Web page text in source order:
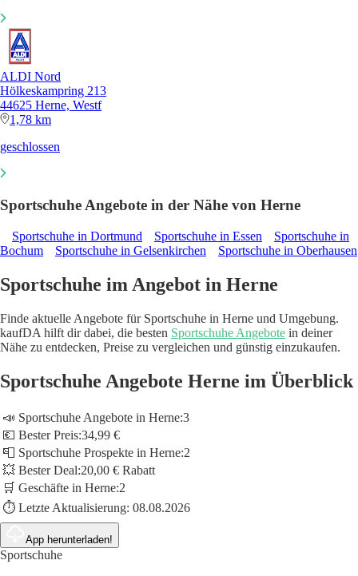
ALDI Nord
Hölkeskampring 213
44625 Herne, Westf
1,78 km
geschlossen
Sportschuhe Angebote in der Nähe von Herne
Sportschuhe in Dortmund Sportschuhe in Essen
Sportschuhe in
Bochum
Sportschuhe in Gelsenkirchen Sportschuhe in Oberhausen
Sportschuhe im Angebot in Herne
Finde aktuelle Angebote für Sportschuhe in Herne und Umgebung.
kaufDA hilft dir dabei, die besten Sportschuhe Angebote in deiner
Nähe zu entdecken, Preise zu vergleichen und günstig einzukaufen.
Sportschuhe Angebote Herne im Überblick
📣 Sportschuhe Angebote in Herne:3
💶 Bester Preis:34,99 €
📮 Sportschuhe Prospekte in Herne:2
💥 Bester Deal:20,00 € Rabatt
🛒 Geschäfte in Herne:2
⏱️ Letzte Aktualisierung: 08.08.2026
App herunterladen!
Sportschuhe